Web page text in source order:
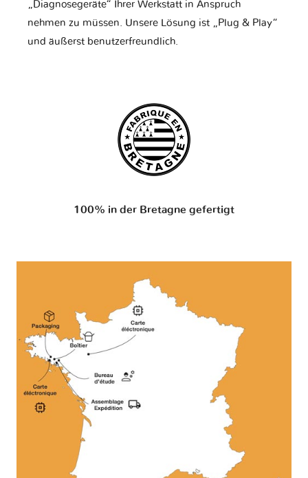
„Diagnosegeräte“ Ihrer Werkstatt in Anspruch
nehmen zu müssen. Unsere Lösung ist „Plug & Play“
und äußerst benutzerfreundlich.
100% in der Bretagne gefertigt